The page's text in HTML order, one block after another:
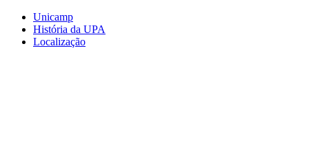
Conteúdo principal
Unicamp
História da UPA
Localização